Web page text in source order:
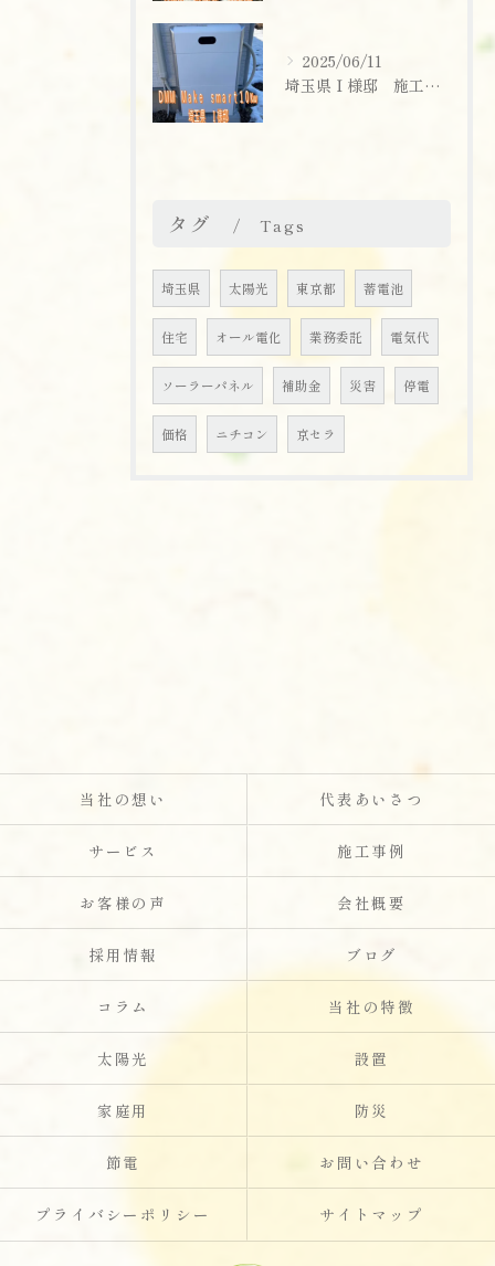
2025/06/11
埼玉県Ｉ様邸 施工実績
タグ Tags
埼玉県 太陽光 東京都 蓄電池
住宅 オール電化 業務委託 電気代
ソーラーパネル 補助金 災害 停電
価格 ニチコン 京セラ
当社の想い 代表あいさつ
サービス 施工事例
お客様の声 会社概要
採用情報 ブログ
コラム 当社の特徴
太陽光 設置
家庭用 防災
節電 お問い合わせ
プライバシーポリシー サイトマップ
お問い合わせはこちら